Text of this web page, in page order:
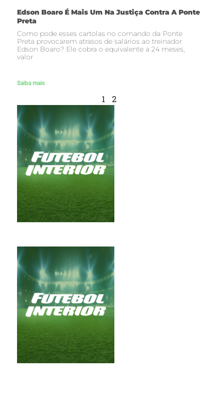
Edson Boaro É Mais Um Na Justiça Contra A Ponte
Preta
Como pode esses cartolas no comando da Ponte
Preta provocarem atrasos de salários ao treinador
Edson Boaro? Ele cobra o equivalente a 24 meses,
valor
Saiba mais
1 2